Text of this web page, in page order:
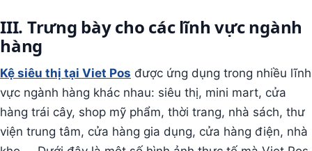
III. Trưng bày cho các lĩnh vực ngành
hàng
Kệ siêu thị tại Viet Pos được ứng dụng trong nhiều lĩnh
vực ngành hàng khác nhau: siêu thị, mini mart, cửa
hàng trái cây, shop mỹ phẩm, thời trang, nhà sách, thư
viện trung tâm, cửa hàng gia dụng, cửa hàng điện, nhà